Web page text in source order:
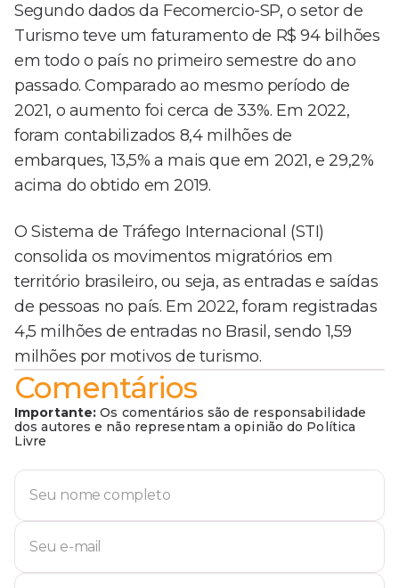
Segundo dados da Fecomercio-SP, o setor de
Turismo teve um faturamento de R$ 94 bilhões
em todo o país no primeiro semestre do ano
passado. Comparado ao mesmo período de
2021, o aumento foi cerca de 33%. Em 2022,
foram contabilizados 8,4 milhões de
embarques, 13,5% a mais que em 2021, e 29,2%
acima do obtido em 2019.
O Sistema de Tráfego Internacional (STI)
consolida os movimentos migratórios em
território brasileiro, ou seja, as entradas e saídas
de pessoas no país. Em 2022, foram registradas
4,5 milhões de entradas no Brasil, sendo 1,59
milhões por motivos de turismo.
Comentários
Importante: Os comentários são de responsabilidade
dos autores e não representam a opinião do Política
Livre